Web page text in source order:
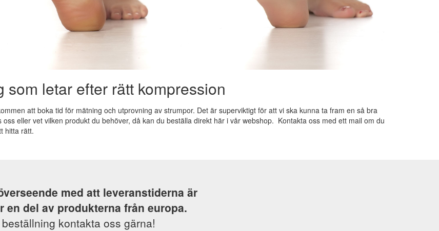
letar efter rätt kompression
att boka tid för mätning och utprovning av strumpor. Det är superviktigt för att vi ska kunna ta fram en så bra
eller vet vilken produkt du behöver, då kan du beställa direkt här i vår webshop. Kontakta oss med ett mail om du
hitta rätt.
med att leveranstiderna är
del av produkterna från europa.
kontakta oss gärna!